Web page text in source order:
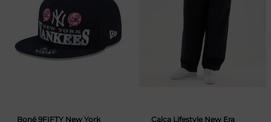
Boné 9FIFTY New York
Calça Lifestyle New Era